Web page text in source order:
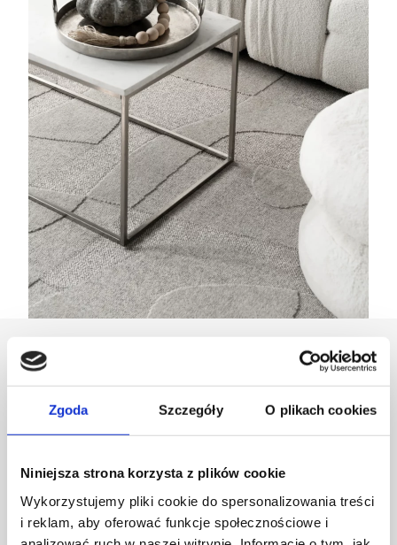
Zgoda Szczegóły O plikach cookies
Niniejsza strona korzysta z plików cookie
Wykorzystujemy pliki cookie do spersonalizowania treści
i reklam, aby oferować funkcje społecznościowe i
Projektant
Ladnini